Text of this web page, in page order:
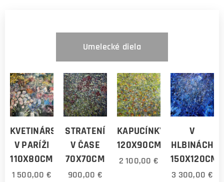
Umelecké diela
KVETINÁRSTVO
V PARÍŽI
110X80CM
1 500,00 €
STRATENÍ
V ČASE
70X70CM
900,00 €
KAPUCÍNKY
120X90CM
2 100,00 €
V
HLBINÁCH
150X120CM
3 300,00 €